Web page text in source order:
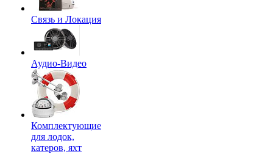
Связь и Локация
Аудио-Видео
Комплектующие
для лодок,
катеров, яхт